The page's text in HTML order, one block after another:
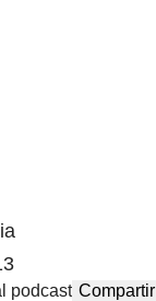
podcast Compartir